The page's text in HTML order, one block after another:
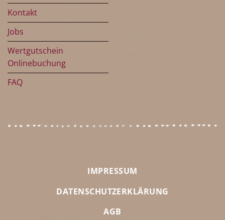
Kontakt
Jobs
Wertgutschein
Onlinebuchung
FAQ
IMPRESSUM
DATENSCHUTZERKLÄRUNG
AGB